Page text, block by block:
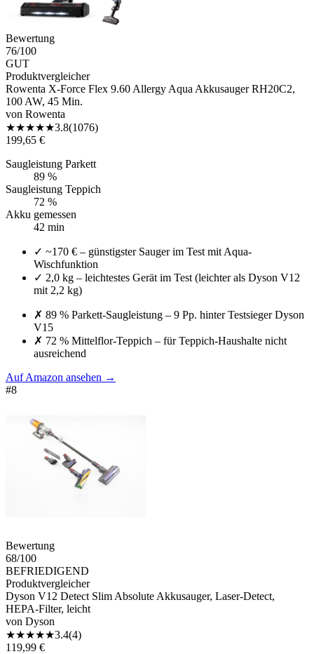
Bewertung
76/100
GUT
Produktvergleicher
Rowenta X-Force Flex 9.60 Allergy Aqua Akkusauger RH20C2,
100 AW, 45 Min.
von Rowenta
★★★★★3.8(1076)
199,65 €
Saugleistung Parkett
89 %
Saugleistung Teppich
72 %
Akku gemessen
42 min
✓ ~170 € – günstigster Sauger im Test mit Aqua-
Wischfunktion
✓ 2,0 kg – leichtestes Gerät im Test (leichter als Dyson V12
mit 2,2 kg)
✗ 89 % Parkett-Saugleistung – 9 Pp. hinter Testsieger Dyson
V15
✗ 72 % Mittelflor-Teppich – für Teppich-Haushalte nicht
ausreichend
Auf Amazon ansehen →
#8
Bewertung
68/100
BEFRIEDIGEND
Produktvergleicher
Dyson V12 Detect Slim Absolute Akkusauger, Laser-Detect,
HEPA-Filter, leicht
von Dyson
★★★★★3.4(4)
119,99 €